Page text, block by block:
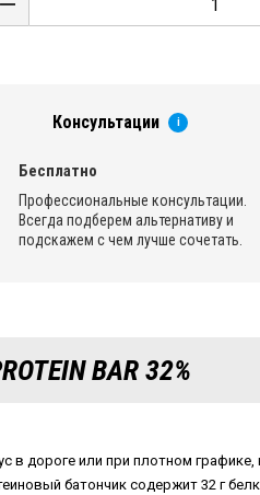
Консультации i
Бесплатно
Профессиональные консультации.
Всегда подберем альтернативу и
подскажем с чем лучше сочетать.
BAR 32%
в дороге или при плотном графике,
батончик содержит 32 г